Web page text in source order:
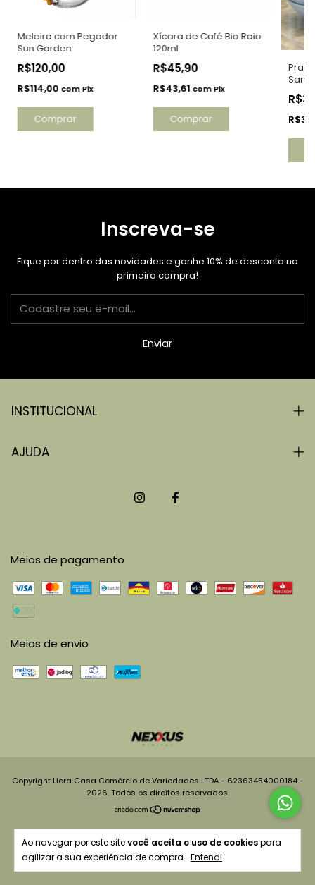
Ao navegar por este sitevocê aceita o uso de cookiespara
agilizar a sua experiência de compra. Entendi
Meleira com Pegador
Sun Garden
R$120,00
R$114,00 comPix
Xícara de Café Bio Raio
120ml
R$45,90
R$43,61 com Pix
Prato
Inscreva-se
Fique por dentro das novidades e ganhe 10% de desconto na
primeira compra!
INSTITUCIONAL
AJUDA
Meios de pagamento
Meios de envio
Copyright Liora Casa Comércio de Variedades LTDA - 62363454000184 -
2026. Todos os direitos reservados.